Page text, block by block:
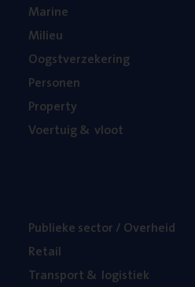
Mari­ne
Mili­eu
Oogst­ver­ze­ke­ring
Per­so­nen
Pro­per­ty
Voer­tuig& vloot
Publie­ke sec­tor / Overheid
Retail
Trans­port& logistiek